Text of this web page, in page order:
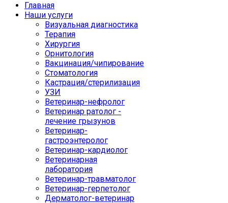
Главная
Наши услуги
Визуальная диагностика
Терапия
Хирургия
Орнитология
Вакцинация/чипирование
Стоматология
Кастрация/стерилизация
УЗИ
Ветеринар-нефролог
Ветеринар ратолог -
лечение грызунов
Ветеринар-
гастроэнтеролог
Ветеринар-кардиолог
Ветеринарная
лаборатория
Ветеринар-травматолог
Ветеринар-герпетолог
Дерматолог-ветеринар